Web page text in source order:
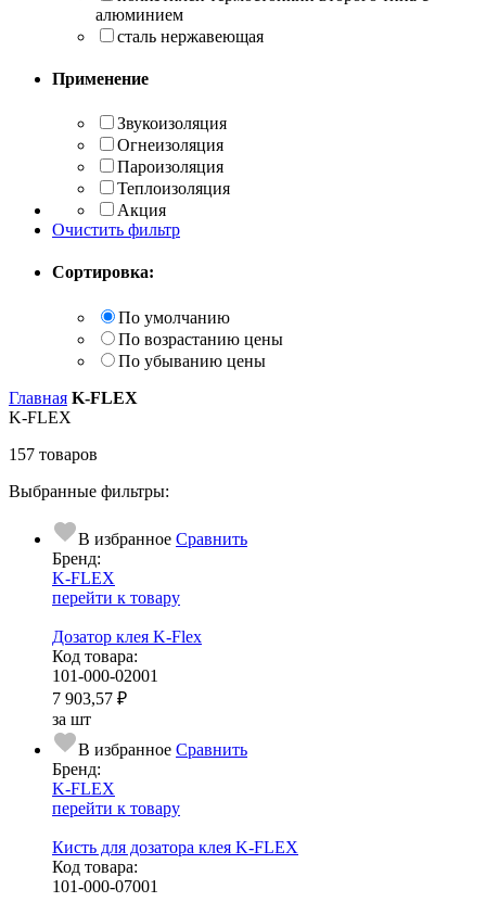
алюминием
сталь нержавеющая
Применение
Звукоизоляция
Огнеизоляция
Пароизоляция
Теплоизоляция
Акция
Очистить фильтр
Сортировка:
По умолчанию
По возрастанию цены
По убыванию цены
Главная K-FLEX
K-FLEX
157 товаров
Выбранные фильтры:
В избранное Сравнить
Бренд:
K-FLEX
перейти к товару
Дозатор клея K-Flex
Код товара:
101-000-02001
7 903,57 ₽
за шт
В избранное Сравнить
Бренд:
K-FLEX
перейти к товару
Кисть для дозатора клея K-FLEX
Код товара:
101-000-07001